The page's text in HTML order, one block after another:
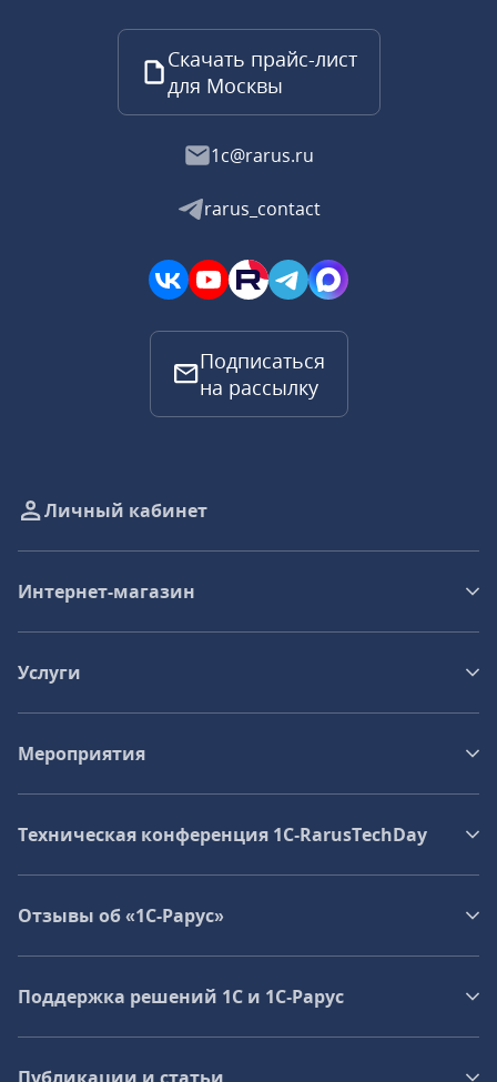
Скачать прайс-лист
для Москвы
1c@rarus.ru
rarus_contact
Подписаться
на рассылку
Личный кабинет
Интернет-магазин
Услуги
Мероприятия
Техническая конференция 1C‑RarusTechDay
Отзывы об «1С-Рарус»
Поддержка решений 1С и 1С‑Рарус